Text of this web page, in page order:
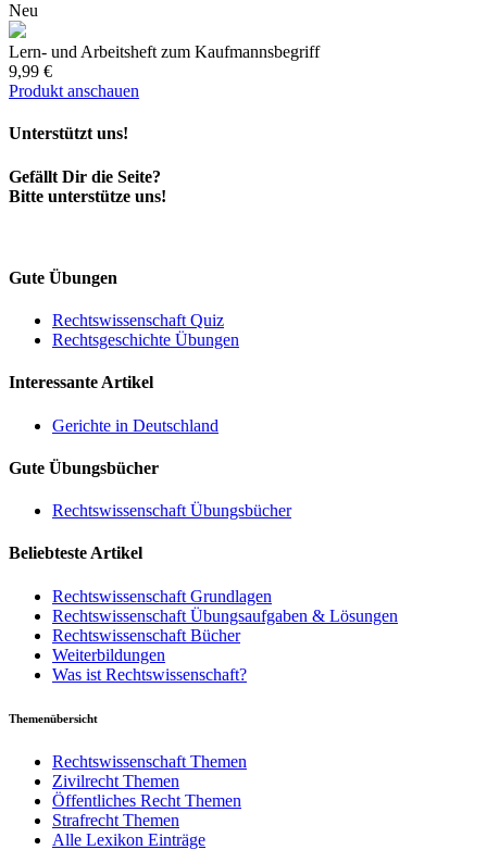
Neu
Lern- und Arbeitsheft zum Kaufmannsbegriff
9,99 €
Produkt anschauen
Unterstützt uns!
Gefällt Dir die Seite?
Bitte unterstütze uns!
Gute Übungen
Rechtswissenschaft Quiz
Rechtsgeschichte Übungen
Interessante Artikel
Gerichte in Deutschland
Gute Übungsbücher
Rechtswissenschaft Übungsbücher
Beliebteste Artikel
Rechtswissenschaft Grundlagen
Rechtswissenschaft Übungsaufgaben & Lösungen
Rechtswissenschaft Bücher
Weiterbildungen
Was ist Rechtswissenschaft?
Themenübersicht
Rechtswissenschaft Themen
Zivilrecht Themen
Öffentliches Recht Themen
Strafrecht Themen
Alle Lexikon Einträge